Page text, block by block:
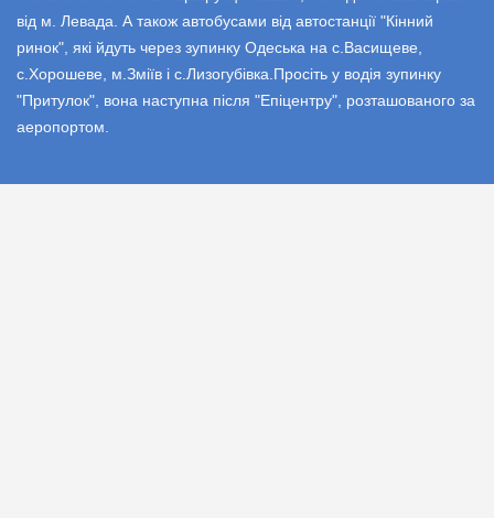
від м. Левада. А також автобусами від автостанції "Кінний
ринок", які йдуть через зупинку Одеська на с.Васищеве,
с.Хорошеве, м.Зміїв і с.Лизогубівка.Просіть у водія зупинку
"Притулок", вона наступна після "Епіцентру", розташованого за
аеропортом.